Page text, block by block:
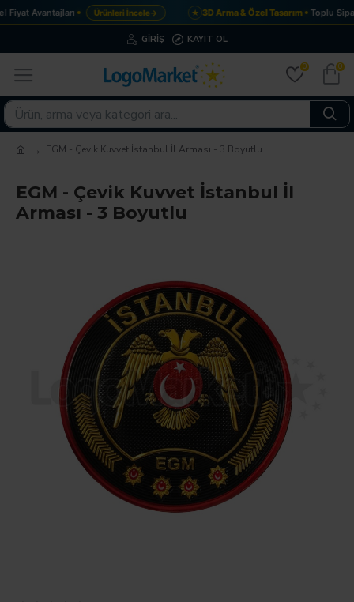
Avantajları Ürünleri İncele→ ★ 3D Arma & Özel Tasarım Toplu
GIRIŞ KAYIT OL
0 0
EGM - Çevik Kuvvet İstanbul İl Arması - 3 Boyutlu
EGM - Çevik Kuvvet İstanbul İl
Arması - 3 Boyutlu